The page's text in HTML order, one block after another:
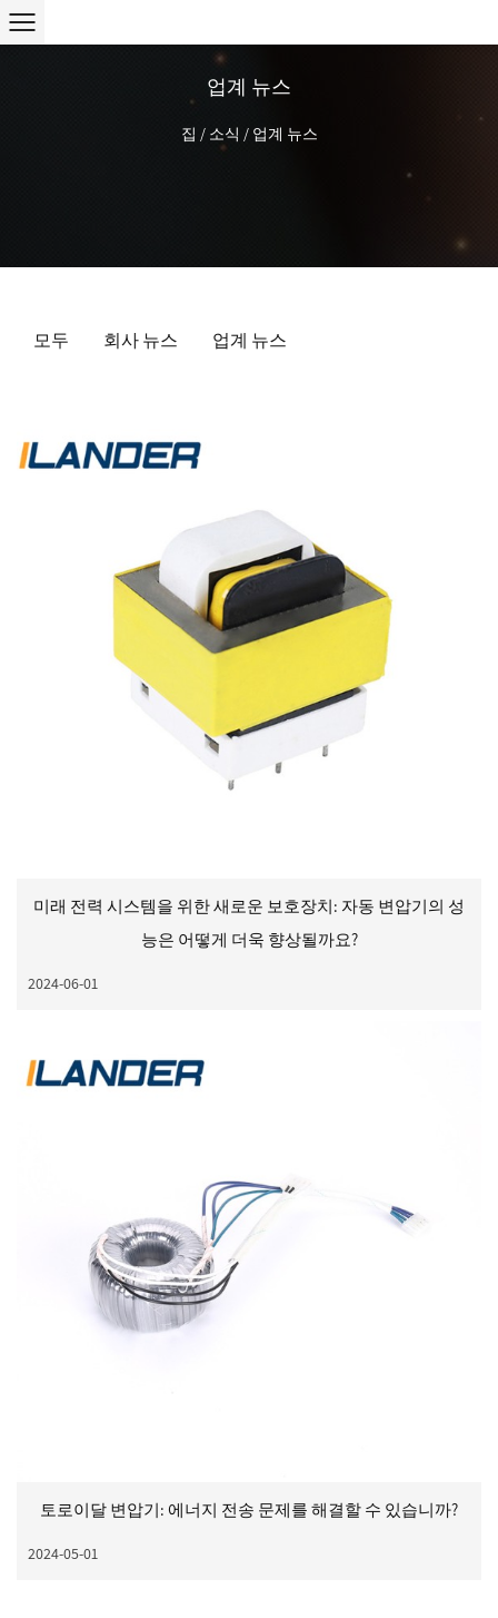
업계 뉴스
집 / 소식 / 업계 뉴스
모두 회사 뉴스 업계 뉴스
미래 전력 시스템을 위한 새로운 보호장치: 자동 변압기의 성
능은 어떻게 더욱 향상될까요?
2024-06-01
토로이달 변압기: 에너지 전송 문제를 해결할 수 있습니까?
2024-05-01